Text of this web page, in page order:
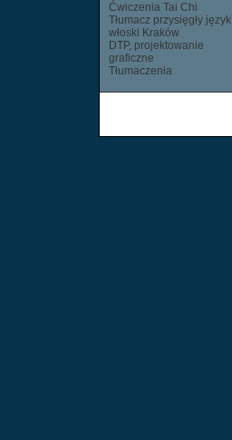
Ćwiczenia Tai Chi
Tłumacz przysięgły język
włoski Kraków
DTP, projektowanie
graficzne
Tłumaczenia